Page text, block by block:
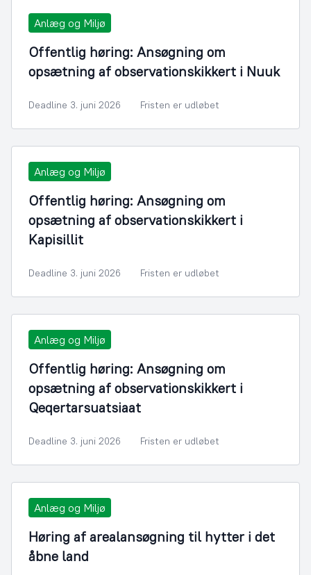
Anlæg og Miljø
Offentlig høring: Ansøgning om
opsætning af observationskikkert i Nuuk
Deadline 3. juni 2026 Fristen er udløbet
Anlæg og Miljø
Offentlig høring: Ansøgning om
opsætning af observationskikkert i
Kapisillit
Deadline 3. juni 2026 Fristen er udløbet
Anlæg og Miljø
Offentlig høring: Ansøgning om
opsætning af observationskikkert i
Qeqertarsuatsiaat
Deadline 3. juni 2026 Fristen er udløbet
Anlæg og Miljø
Høring af arealansøgning til hytter i det
åbne land